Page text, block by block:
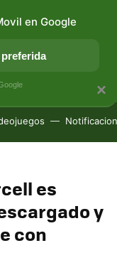
APLICACIONES
es
y
con
×
en Google